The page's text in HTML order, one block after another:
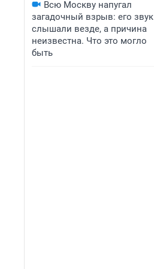
Всю Москву напугал
загадочный взрыв: его звук
слышали везде, а причина
неизвестна. Что это могло
быть